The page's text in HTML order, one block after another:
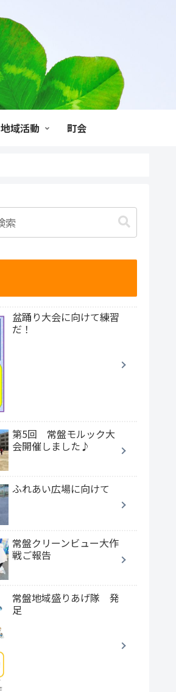
地域活動 町会
盆踊り大会に向けて練習
だ！
第5回 常盤モルック大
会開催しました♪
ふれあい広場に向けて
常盤クリーンビュー大作
戦ご報告
常盤地域盛りあげ隊 発
足